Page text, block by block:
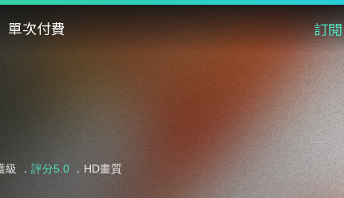
單次付費 訂閱
級 ． 評分5.0．HD畫質